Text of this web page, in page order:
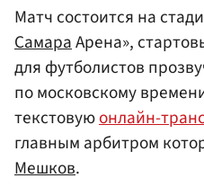
Матч состоится на
СамараАрена»,
для футболистов
по московскому
текстовуюонлайн-
главным арбитром
Мешков.